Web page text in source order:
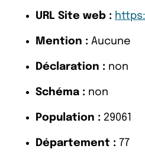
URL Site web :
Mention : Aucune
Déclaration : non
Schéma : non
Population : 29061
Département : 77